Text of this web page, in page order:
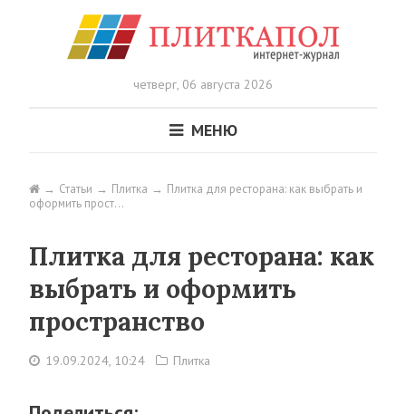
четверг, 06 августа 2026
МЕНЮ
Статьи Плитка
Плитка для ресторана: как выбрать и
оформить прост…
Плитка для ресторана: как
выбрать и оформить
пространство
19.09.2024, 10:24 Плитка